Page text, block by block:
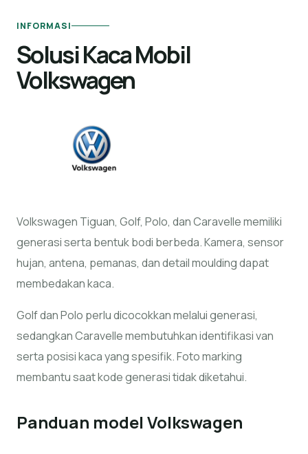
INFORMASI
Solusi Kaca Mobil
Volkswagen
Volkswagen Tiguan, Golf, Polo, dan Caravelle memiliki
generasi serta bentuk bodi berbeda. Kamera, sensor
hujan, antena, pemanas, dan detail moulding dapat
membedakan kaca.
Golf dan Polo perlu dicocokkan melalui generasi,
sedangkan Caravelle membutuhkan identifikasi van
serta posisi kaca yang spesifik. Foto marking
membantu saat kode generasi tidak diketahui.
Panduan model Volkswagen